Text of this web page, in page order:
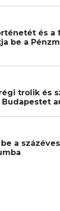
és a
be a
trolik és
a